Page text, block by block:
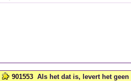
901553 Als het dat is, levert het